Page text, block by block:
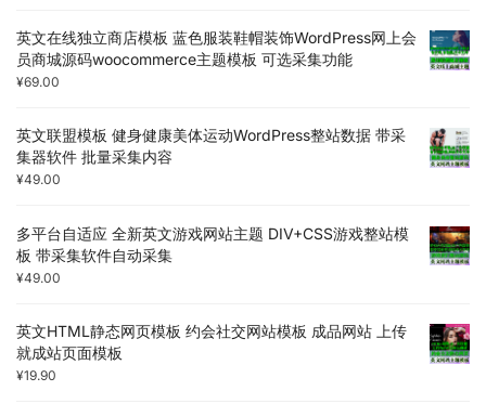
英文在线独立商店模板 蓝色服装鞋帽装饰WordPress网上会
员商城源码woocommerce主题模板 可选采集功能
¥69.00
英文联盟模板 健身健康美体运动WordPress整站数据 带采
集器软件 批量采集内容
¥49.00
多平台自适应 全新英文游戏网站主题 DIV+CSS游戏整站模
板 带采集软件自动采集
¥49.00
英文HTML静态网页模板 约会社交网站模板 成品网站 上传
就成站页面模板
¥19.90